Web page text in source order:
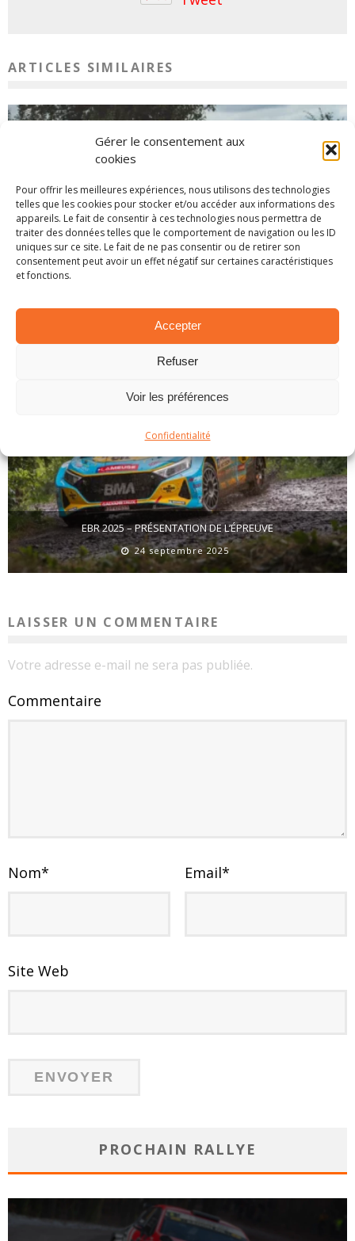
Gérer le consentement aux
cookies
Pour offrir les meilleures expériences, nous utilisons des technologies
telles que les cookies pour stocker et/ou accéder aux informations des
appareils. Le fait de consentir à ces technologies nous permettra de
traiter des données telles que le comportement de navigation ou les ID
uniques sur ce site. Le fait de ne pas consentir ou de retirer son
consentement peut avoir un effet négatif sur certaines caractéristiques
et fonctions.
Accepter
Refuser
Voir les préférences
Confidentialité
ARTICLES SIMILAIRES
8 octobre 2025
EBR 2025 – PRÉSENTATION DE L’ÉPREUVE
24 septembre 2025
LAISSER UN COMMENTAIRE
Votre adresse e-mail ne sera pas publiée.
Commentaire
Nom* Email*
Site Web
PROCHAIN RALLYE